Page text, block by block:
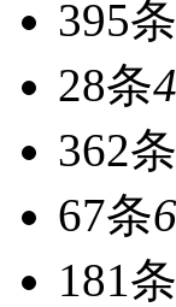
395条
28条4
362条
67条6
181条